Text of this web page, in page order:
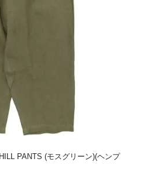
PANTS (モスグリーン)(ヘンプ